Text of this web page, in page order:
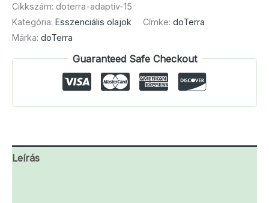
Cikkszám: doterra-adaptiv-15
Kategória: Esszenciális olajok Címke: doTerra
Márka: doTerra
Guaranteed Safe Checkout
Leírás